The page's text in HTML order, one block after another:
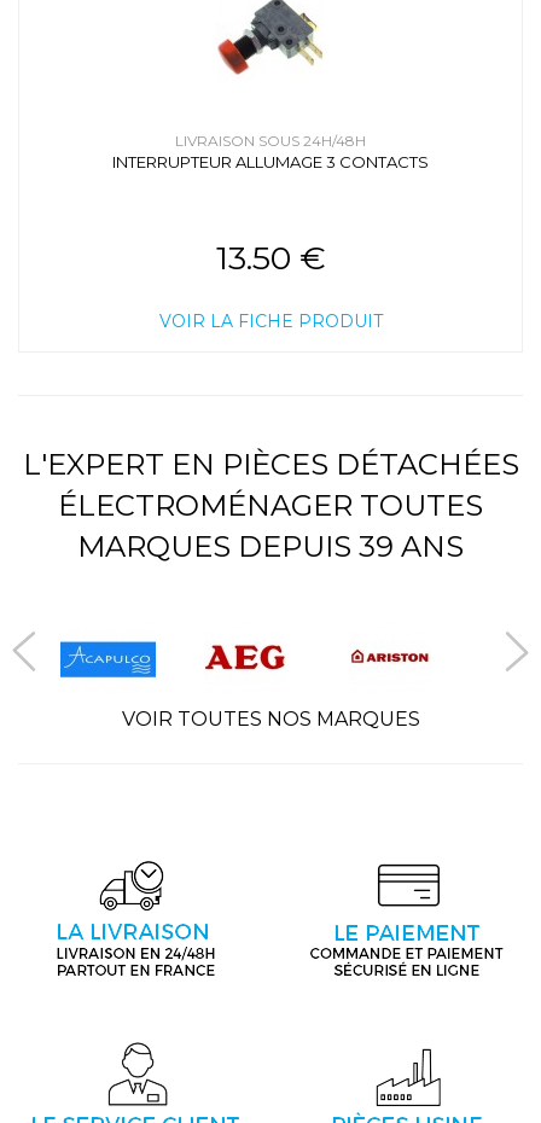
LIVRAISON SOUS 24H/48H
INTERRUPTEUR ALLUMAGE 3 CONTACTS
13.50 €
VOIR LA FICHE PRODUIT
L'EXPERT EN PIÈCES DÉTACHÉES
ÉLECTROMÉNAGER TOUTES
MARQUES DEPUIS 39 ANS
VOIR TOUTES NOS MARQUES